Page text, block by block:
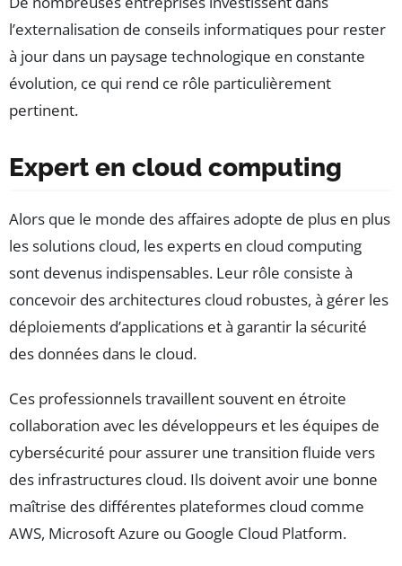
l’externalisation de conseils informatiques pour rester
à jour dans un paysage technologique en constante
évolution, ce qui rend ce rôle particulièrement
pertinent.
Expert en cloud computing
Alors que le monde des affaires adopte de plus en plus
les solutions cloud, les experts en cloud computing
sont devenus indispensables. Leur rôle consiste à
concevoir des architectures cloud robustes, à gérer les
déploiements d’applications et à garantir la sécurité
des données dans le cloud.
Ces professionnels travaillent souvent en étroite
collaboration avec les développeurs et les équipes de
cybersécurité pour assurer une transition fluide vers
des infrastructures cloud. Ils doivent avoir une bonne
maîtrise des différentes plateformes cloud comme
AWS, Microsoft Azure ou Google Cloud Platform.